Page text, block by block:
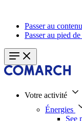
Passer au
Passer au pied
Votre activité
Énergies
See